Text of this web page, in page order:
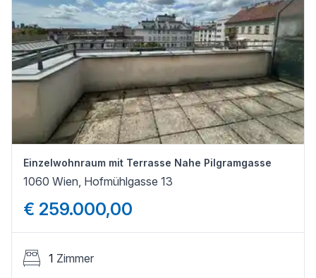
Einzelwohnraum mit Terrasse Nahe Pilgramgasse
1060 Wien, Hofmühlgasse 13
€ 259.000,00
1 Zimmer